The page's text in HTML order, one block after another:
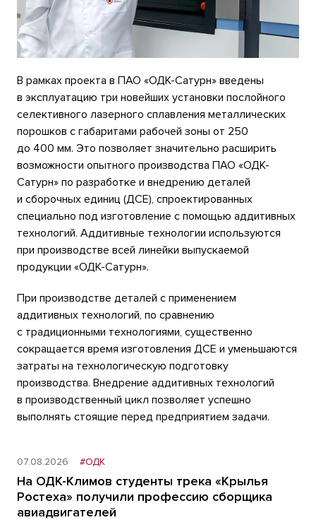
В рамках проекта в ПАО «ОДК-Сатурн» введены
в эксплуатацию три новейших установки послойного
селективного лазерного сплавления металлических
порошков с габаритами рабочей зоны от 250
до 400 мм. Это позволяет значительно расширить
возможности опытного производства ПАО «ОДК-
Сатурн» по разработке и внедрению деталей
и сборочных единиц (ДСЕ), спроектированных
специально под изготовление с помощью аддитивных
технологий. Аддитивные технологии используются
при производстве всей линейки выпускаемой
продукции «ОДК-Сатурн».
При производстве деталей с применением
аддитивных технологий, по сравнению
с традиционными технологиями, существенно
сокращается время изготовления ДСЕ и уменьшаются
затраты на технологическую подготовку
производства. Внедрение аддитивных технологий
в производственный цикл позволяет успешно
выполнять стоящие перед предприятием задачи.
07.08.2026 #ОДК
На ОДК-Климов студенты трека «Крылья
Ростеха» получили профессию сборщика
авиадвигателей